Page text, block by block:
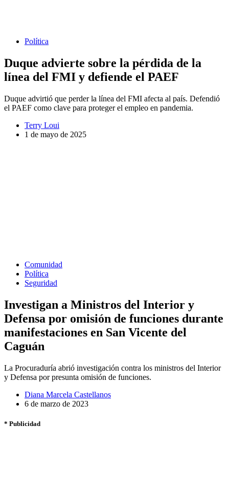
Política
Duque advierte sobre la pérdida de la
línea del FMI y defiende el PAEF
Duque advirtió que perder la línea del FMI afecta al país. Defendió
el PAEF como clave para proteger el empleo en pandemia.
Terry Loui
1 de mayo de 2025
Comunidad
Política
Seguridad
Investigan a Ministros del Interior y
Defensa por omisión de funciones durante
manifestaciones en San Vicente del
Caguán
La Procuraduría abrió investigación contra los ministros del Interior
y Defensa por presunta omisión de funciones.
Diana Marcela Castellanos
6 de marzo de 2023
* Publicidad